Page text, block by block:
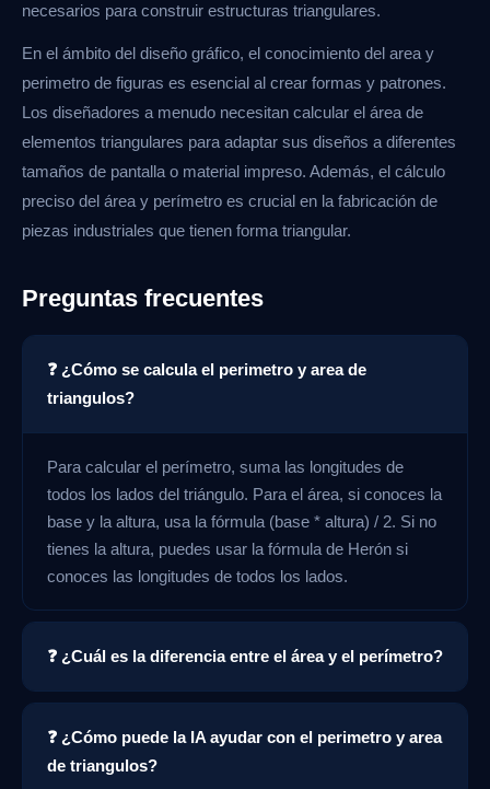
necesarios para construir estructuras triangulares.
En el ámbito del diseño gráfico, el conocimiento del area y
perimetro de figuras es esencial al crear formas y patrones.
Los diseñadores a menudo necesitan calcular el área de
elementos triangulares para adaptar sus diseños a diferentes
tamaños de pantalla o material impreso. Además, el cálculo
preciso del área y perímetro es crucial en la fabricación de
piezas industriales que tienen forma triangular.
Preguntas frecuentes
❓ ¿Cómo se calcula el perimetro y area de
triangulos?
Para calcular el perímetro, suma las longitudes de
todos los lados del triángulo. Para el área, si conoces la
base y la altura, usa la fórmula (base * altura) / 2. Si no
tienes la altura, puedes usar la fórmula de Herón si
conoces las longitudes de todos los lados.
❓ ¿Cuál es la diferencia entre el área y el perímetro?
❓ ¿Cómo puede la IA ayudar con el perimetro y area
de triangulos?